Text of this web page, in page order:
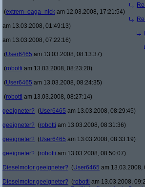
(extrem_oaga_nick am 12.03.2008, 17:21:54)
am 13.03.2008, 01:49:13)
am 13.03.2008, 07:22:16)
(User6465 am 13.03.2008, 08:13:37)
(robotti am 13.03.2008, 08:23:20)
(User6465 am 13.03.2008, 08:24:35)
(robotti am 13.03.2008, 08:27:14)
geeigneter? (User6465 am 13.03.2008, 08:29:45)
geeigneter? (robotti am 13.03.2008, 08:31:36)
geeigneter? (User6465 am 13.03.2008, 08:33:19)
geeigneter? (robotti am 13.03.2008, 08:50:07)
Dieselmotor geeigneter? (User6465 am 13.03.2008,
Dieselmotor geeigneter? (robotti am 13.03.2008,